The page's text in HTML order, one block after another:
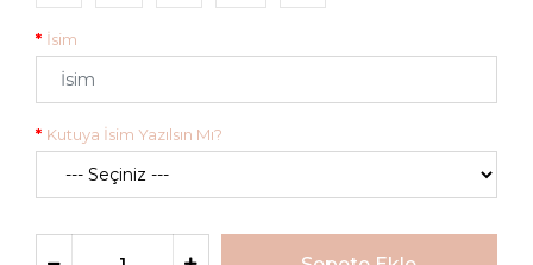
İsim
Kutuya İsim Yazılsın Mı?